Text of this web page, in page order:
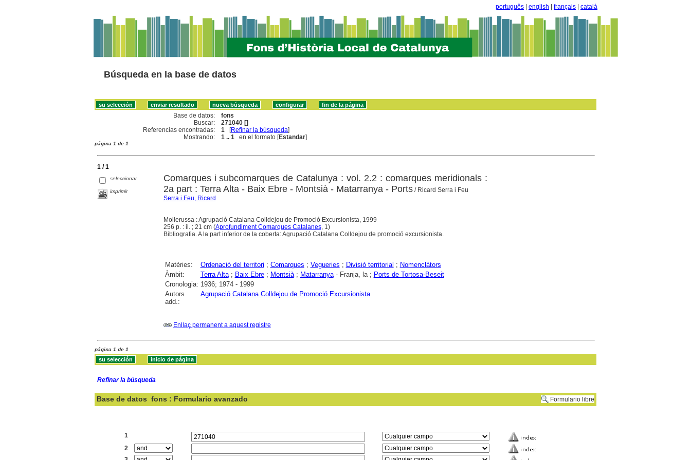
português english français català
Búsqueda en la base de datos
Base de datos:
fons
Buscar:
271040 []
Referencias encontradas:
1 [Refinar la búsqueda]
Mostrando:
1 .. 1 en el formato [Estandar]
página 1 de 1
1 / 1
seleccionar
imprimir
Comarques i subcomarques de Catalunya : vol. 2.2 : comarques meridionals :
2a part : Terra Alta - Baix Ebre - Montsià - Matarranya - Ports/ Ricard Serra i Feu
Serra i Feu, Ricard
Mollerussa : Agrupació Catalana Colldejou de Promoció Excursionista, 1999
256 p. : il. ; 21 cm (Aprofundiment Comarques Catalanes, 1)
Bibliografia. A la part inferior de la coberta: Agrupació Catalana Colldejou de promoció excursionista.
Matèries: Ordenació del territori ; Comarques ; Vegueries ; Divisió territorial ; Nomenclàtors
Àmbit:
Terra Alta; Baix Ebre; Montsià; Matarranya- Franja, la ; Ports de Tortosa-Beseit
Cronologia: 1936; 1974 - 1999
Autors
add.:
Agrupació Catalana Colldejou de Promoció Excursionista
Enllaç permanent a aquest registre
página 1 de 1
Refinar la búsqueda
Base de datos fons : Formulario avanzado Formulario libre
1
2